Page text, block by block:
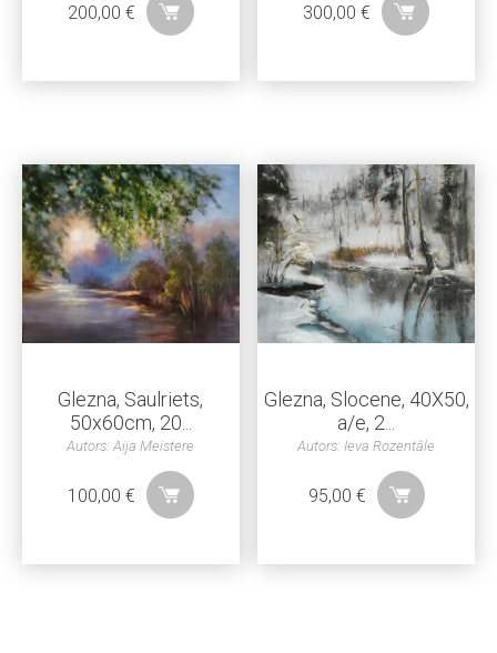
200,00 € 300,00€
Glezna, Saulriets,
50x60cm, 20...
Autors: Aija Meistere
100,00 €
Glezna, Slocene, 40X50,
a/e, 2...
Autors: Ieva Rozentāle
95,00 €